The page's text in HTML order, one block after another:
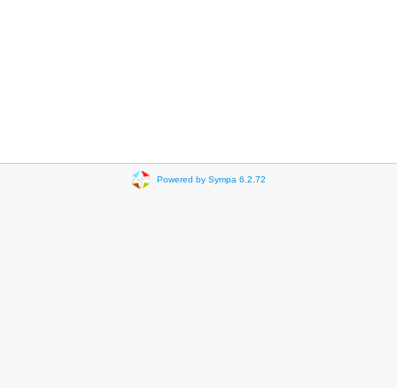
Powered by Sympa 6.2.72